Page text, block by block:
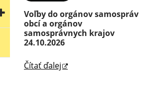
Voľby do orgánov samospráv
obcí a orgánov
samosprávnych krajov
24.10.2026
Čítať ďalej